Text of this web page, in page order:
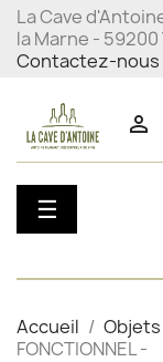
La Cave
la Marne -
Contactez-nous

Basculer
la
☰
Accueil Objets
FONCTIONNEL -